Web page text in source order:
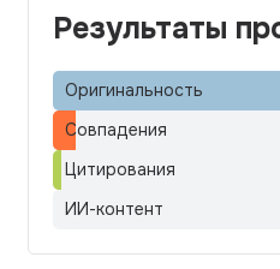
Результаты
Оригинальность
Совпадения
Цитирования
ИИ-контент